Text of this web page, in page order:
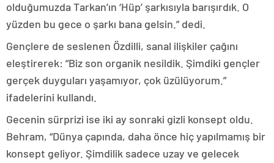
olduğumuzda Tarkan’ın ‘Hüp’ şarkısıyla barışırdık. O
yüzden bu gece o şarkı bana gelsin.” dedi.
Gençlere de seslenen Özdilli, sanal ilişkiler çağını
eleştirerek: “Biz son organik nesildik. Şimdiki gençler
gerçek duyguları yaşamıyor, çok üzülüyorum.”
ifadelerini kullandı.
Gecenin sürprizi ise iki ay sonraki gizli konsept oldu.
Behram, “Dünya çapında, daha önce hiç yapılmamış bir
konsept geliyor. Şimdilik sadece uzay ve gelecek